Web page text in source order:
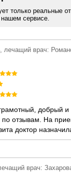
только реальные
сервисе.
лечащий врач:
добрый и
по отзывам. На
доктор
врач: